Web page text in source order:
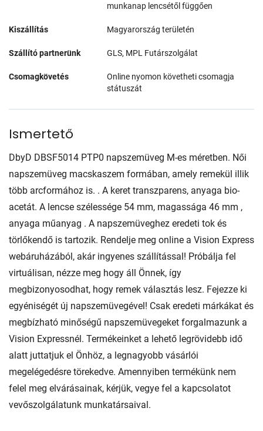
munkanap lencsétől függően
Kiszállítás Magyarország területén
Szállító partnerünk GLS, MPL Futárszolgálat
Csomagkövetés
Online nyomon követheti csomagja
státuszát
Ismertető
DbyD DBSF5014 PTP0 napszemüveg M-es méretben. Női
napszemüveg macskaszem formában, amely remekül illik
több arcformához is. . A keret transzparens, anyaga bio-
acetát. A lencse szélessége 54 mm, magassága 46 mm ,
anyaga műanyag . A napszemüveghez eredeti tok és
törlőkendő is tartozik. Rendelje meg online a Vision Express
webáruházából, akár ingyenes szállítással! Próbálja fel
virtuálisan, nézze meg hogy áll Önnek, így
megbizonyosodhat, hogy remek választás lesz. Fejezze ki
egyéniségét új napszemüvegével! Csak eredeti márkákat és
megbízható minőségű napszemüvegeket forgalmazunk a
Vision Expressnél. Termékeinket a lehető legrövidebb idő
alatt juttatjuk el Önhöz, a legnagyobb vásárlói
megelégedésre törekedve. Amennyiben termékünk nem
felel meg elvárásainak, kérjük, vegye fel a kapcsolatot
vevőszolgálatunk munkatársaival.